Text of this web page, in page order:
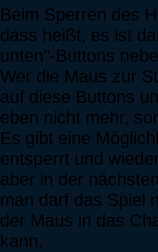
Beim Sperren des
dass heißt, es ist
unten"-Buttons
Wer die Maus zur
auf diese Buttons
eben nicht mehr,
Es gibt eine
entsperrt und
aber in der
man darf das Spiel
der Maus in das
kann.